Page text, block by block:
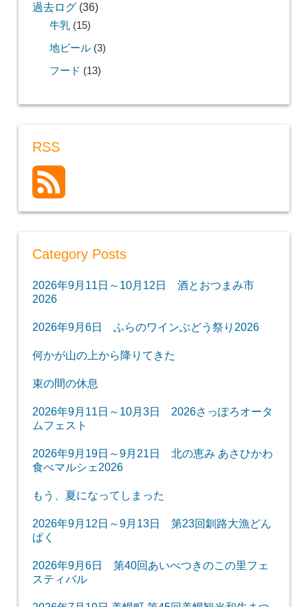
過去ログ(36)
牛乳(15)
地ビール(3)
フード (13)
RSS
Category Posts
2026年9月11日～10月12日 酒とおつまみ市
2026
2026年9月6日 ふらのワインぶどう祭り2026
何かが山の上から降りてきた
束の間の休息
2026年9月11日～10月3日 2026さっぽろオータ
ムフェスト
2026年9月19日～9月21日 北の恵み あさひかわ
食べマルシェ2026
もう、夏になってしまった
2026年9月12日～9月13日 第23回釧路大漁どん
ぱく
2026年9月6日 第40回あいべつきのこの里フェ
スティバル